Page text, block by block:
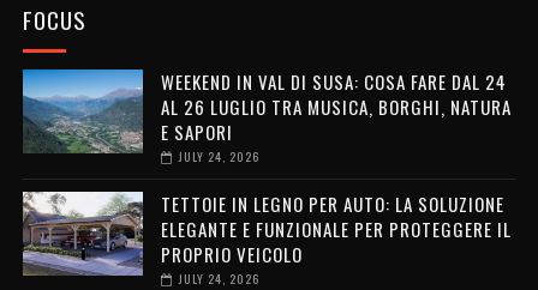
FOCUS
WEEKEND IN VAL DI SUSA: COSA FARE DAL 24
AL 26 LUGLIO TRA MUSICA, BORGHI, NATURA
E SAPORI
JULY 24, 2026
TETTOIE IN LEGNO PER AUTO: LA SOLUZIONE
ELEGANTE E FUNZIONALE PER PROTEGGERE IL
PROPRIO VEICOLO
JULY 24, 2026